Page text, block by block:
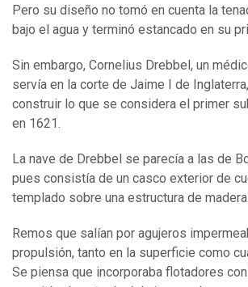
Pero su diseño no tomó en cuenta la
bajo el agua y terminó estancado en su
Sin embargo, Cornelius Drebbel, un
servía en la corte de Jaime I de
construir lo que se considera el primer
en 1621.
La nave de Drebbel se parecía a las de
pues consistía de un casco exterior de
templado sobre una estructura de madera.
Remos que salían por agujeros
propulsión, tanto en la superficie como
Se piensa que incorporaba flotadores